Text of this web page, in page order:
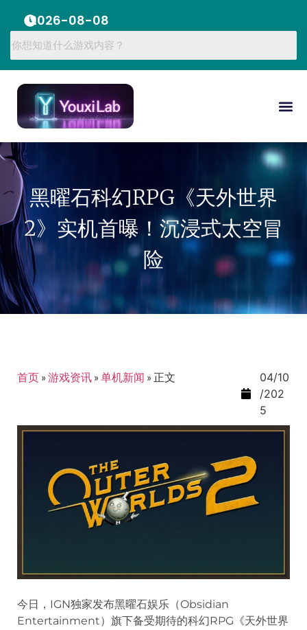
2026-08-08
黑曜石科幻RPG《天外世界
2》实机首曝！沉浸式太空冒
险
首页 »游戏资讯 »单机新闻 » 正文
04/10
/202
5
今日，IGN独家发布黑曜石娱乐（Obsidian
Entertainment）旗下备受期待的科幻RPG《天外世界